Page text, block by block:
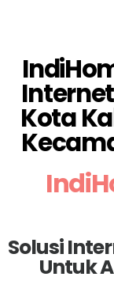
Kota
Solusi
Untuk